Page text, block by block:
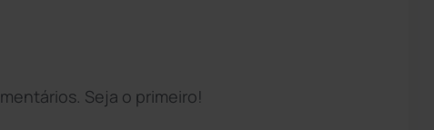
Seja o primeiro!